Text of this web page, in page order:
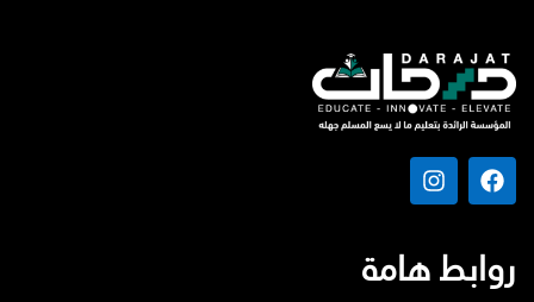
روابط هامة